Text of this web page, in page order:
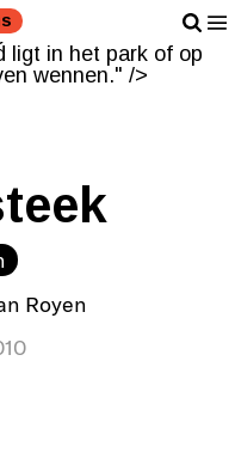
ligt in het park of
even wennen." />De
ligt in het park of op
wennen." />
Royen